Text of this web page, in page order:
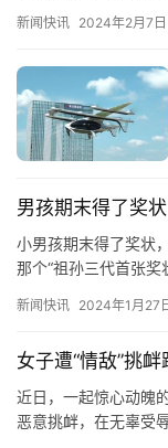
贾先…
新闻快讯 2024年2月7日
男孩期末得了奖
小男孩期末得了奖状
那个“祖孙三代首张
新闻快讯 2024年1月27
女子遭“情敌”挑
近日，一起惊心动魄
恶意挑衅，在无辜受